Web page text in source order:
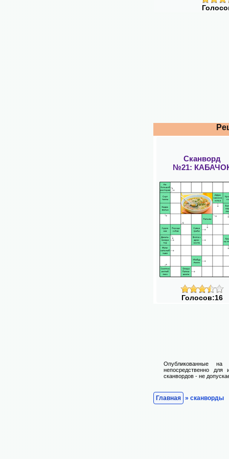
Сканворд
№21:
Голосов:16
Опубликованные на
непосредственно для
сканвордов - не
Главная » сканворды